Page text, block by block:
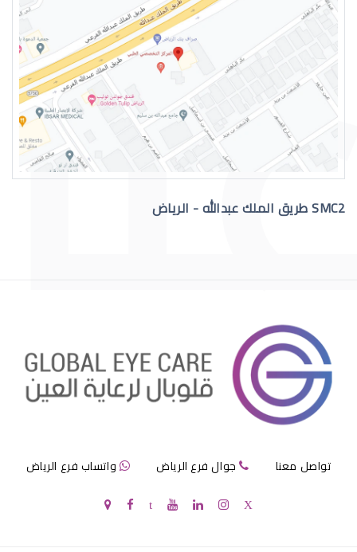
عمليات تجميل العيون الغائرة
عمليات تجميل العيون الجاحظة
SMC2 طريق الملك عبدالله - الرياض
تواصل معنا جوال فرع الرياض واتساب فرع الرياض